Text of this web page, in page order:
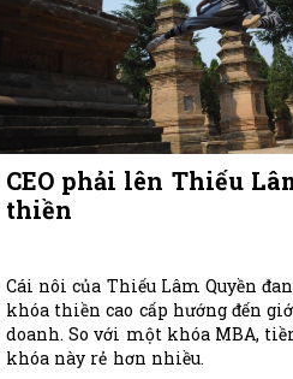
CEO phải lên Thiếu
thiền
Cái nôi của Thiếu Lâm Quyền
khóa thiền cao cấp hướng đến
doanh. So với một khóa MBA,
khóa này rẻ hơn nhiều.